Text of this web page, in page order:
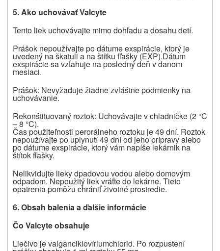
5. Ako uchovávať Valcyte
Tento liek uchovávajte mimo dohľadu a dosahu detí.
Prášok nepoužívajte po dátume exspirácie, ktorý je
uvedený na škatuli a na štítku fľašky (EXP).Dátum
exspirácie sa vzťahuje na posledný deň v danom
mesiaci.
Prášok: Nevyžaduje žiadne zvláštne podmienky na
uchovávanie.
Rekonštituovaný roztok: Uchovávajte v chladničke (2 °C
– 8 °C).
Čas použiteľnosti perorálneho roztoku je 49 dní. Roztok
nepoužívajte po uplynutí 49 dní od jeho prípravy alebo
po dátume exspirácie, ktorý vám napíše lekárnik na
štítok fľašky.
Nelikvidujte lieky dpadovou vodou alebo domovým
odpadom. Nepoužitý liek vráťte do lekárne. Tieto
opatrenia pomôžu chrániť životné prostredie.
6. Obsah balenia a ďalšie informácie
Čo Valcyte obsahuje
Liečivo je valganciklovíriumchlorid. Po rozpustení